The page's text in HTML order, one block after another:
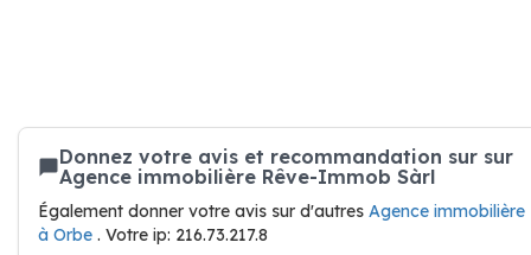
Donnez votre avis et recommandation sur sur
Agence immobilière Rêve-Immob Sàrl
Également donner votre avis sur d'autres Agence immobilière
à Orbe . Votre ip: 216.73.217.8